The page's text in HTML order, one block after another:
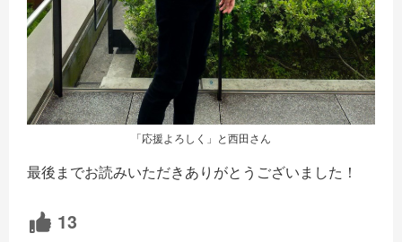
「応援よろしく」と西田さん
最後までお読みいただきありがとうございました！
13